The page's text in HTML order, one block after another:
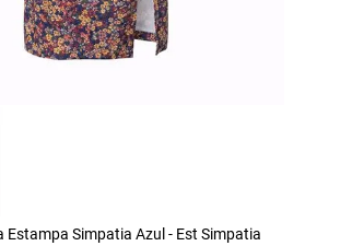
Estampa Simpatia Azul - Est Simpatia